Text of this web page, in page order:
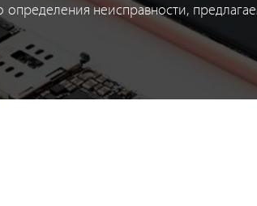
определения неисправности,